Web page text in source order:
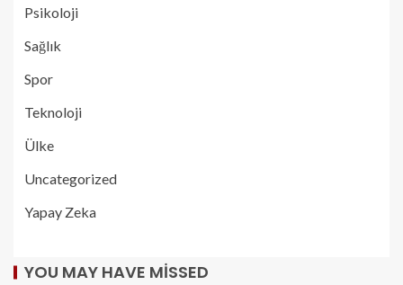
Psikoloji
Sağlık
Spor
Teknoloji
Ülke
Uncategorized
Yapay Zeka
YOU MAY HAVE MISSED